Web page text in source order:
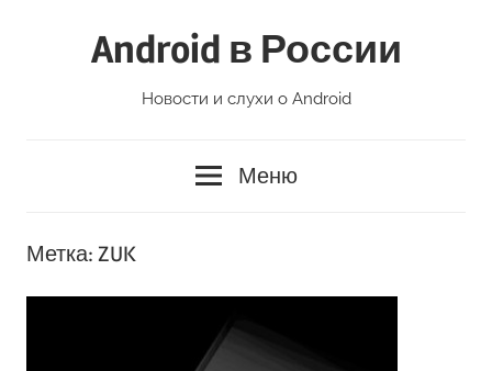
Android в России
Новости и слухи о Android
Меню
Метка: ZUK